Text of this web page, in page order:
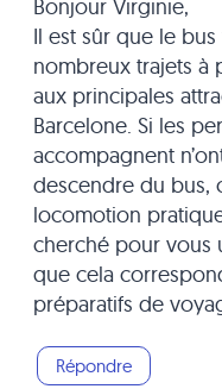
Bonjour Virginie,
Il est sûr que le
nombreux trajets à
aux principales
Barcelone. Si les
accompagnent
descendre du bus,
locomotion
cherché pour vous
que cela
préparatifs de
Répondre